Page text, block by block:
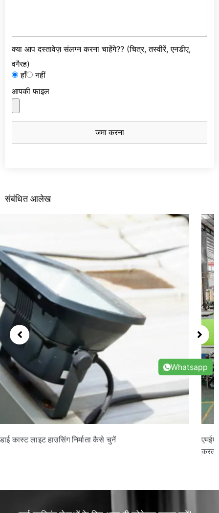
क्या आप दस्तावेज़ संलग्न करना चाहेंगे?? (चित्र, तस्वीरें, एनडीए,
वगैरह)
हाँ
नहीं
आपकी फाइल
जमा करना
संबंधित आलेख
एमईएस लाइट हाउसिंग डाई कास्टिंग के लिए ट्रैसेबिलिटी में सुधार कैसे
Whatsapp